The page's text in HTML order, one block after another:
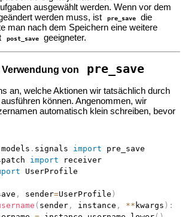
ausgewählt werden. Wenn vor dem
werden muss, ist
pre_save
die
man nach dem Speichern eine weitere
post_save geeigneter.
von pre_save
an, welche Aktionen wir tatsächlich durch
können. Angenommen, wir
automatisch klein schreiben, bevor
models . signals import
import
receiver
UserProfile
, sender=UserProfile )
( sender, instance , ** kwargs ) :